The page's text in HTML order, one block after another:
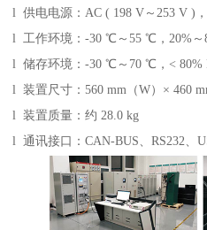
l 供电电源：AC ( 198 V～253 V )
l 工作环境：-30 ℃～55 ℃，20%～
l 储存环境：-30 ℃～70 ℃，< 80%
l 装置尺寸：560 mm（W）× 460
l 装置质量：约 28.0 kg
l 通讯接口：CAN-BUS、RS232、